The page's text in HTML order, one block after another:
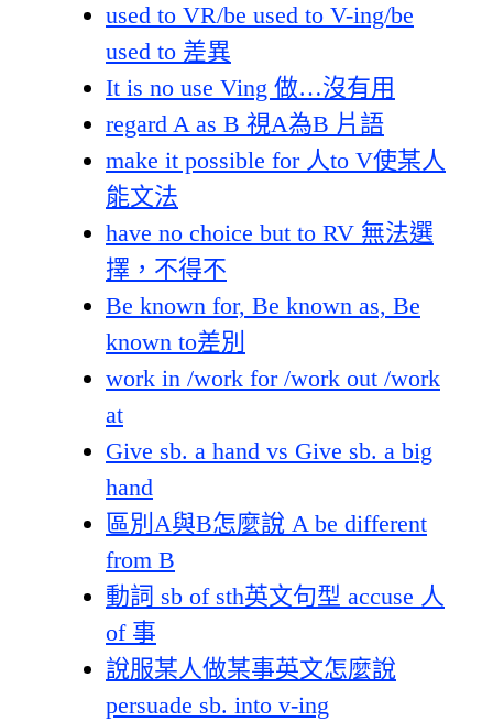
used to VR/be used to V-ing/be
used to 差異
It is no use Ving 做…沒有用
regard A as B 視A為B 片語
make it possible for 人to V使某人
能文法
have no choice but to RV 無法選
擇，不得不
Be known for, Be known as, Be
known to差別
work in /work for /work out /work
at
Give sb. a hand vs Give sb. a big
hand
區別A與B怎麼說 A be different
from B
動詞 sb of sth英文句型 accuse 人
of 事
說服某人做某事英文怎麼說
persuade sb. into v-ing